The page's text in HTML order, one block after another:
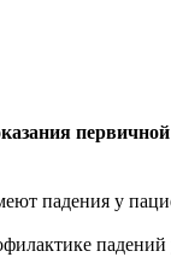
падения у